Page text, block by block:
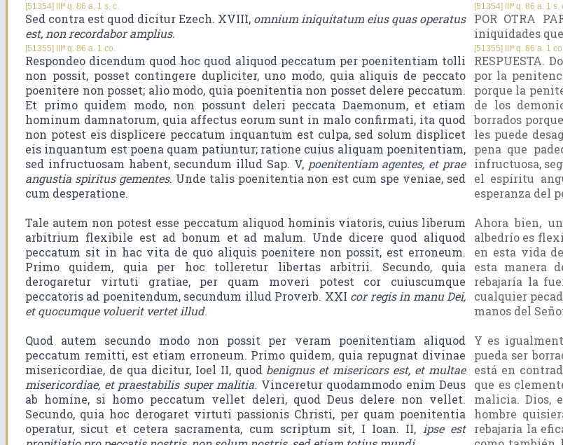
[51354] IIIª q. 86 a. 1 s. c.
Sed contra est quod dicitur Ezech. XVIII, omnium iniquitatum eius quas operatus
est, non recordabor amplius.
[51354] IIIª q. 86 a. 1 s.
POR OTRA
iniquidades
[51355] IIIª q. 86 a. 1 co.
Respondeo dicendum quod hoc quod aliquod peccatum per poenitentiam tolli
non possit, posset contingere dupliciter, uno modo, quia aliquis de peccato
poenitere non posset; alio modo, quia poenitentia non posset delere peccatum.
Et primo quidem modo, non possunt deleri peccata Daemonum, et etiam
hominum damnatorum, quia affectus eorum sunt in malo confirmati, ita quod
non potest eis displicere peccatum inquantum est culpa, sed solum displicet
eis inquantum est poena quam patiuntur; ratione cuius aliquam poenitentiam,
sed infructuosam habent, secundum illud Sap. V, poenitentiam agentes, et prae
angustia spiritus gementes. Unde talis poenitentia non est cum spe veniae, sed
cum desperatione.
Tale autem non potest esse peccatum aliquod hominis viatoris, cuius liberum
arbitrium flexibile est ad bonum et ad malum. Unde dicere quod aliquod
peccatum sit in hac vita de quo aliquis poenitere non possit, est erroneum.
Primo quidem, quia per hoc tolleretur libertas arbitrii. Secundo, quia
derogaretur virtuti gratiae, per quam moveri potest cor cuiuscumque
peccatoris ad poenitendum, secundum illud Proverb. XXI cor regis in manu Dei,
et quocumque voluerit vertet illud.
Quod autem secundo modo non possit per veram poenitentiam aliquod
peccatum remitti, est etiam erroneum. Primo quidem, quia repugnat divinae
misericordiae, de qua dicitur, Ioel II, quod benignus et misericors est, et multae
misericordiae, et praestabilis super malitia. Vinceretur quodammodo enim Deus
ab homine, si homo peccatum vellet deleri, quod Deus delere non vellet.
Secundo, quia hoc derogaret virtuti passionis Christi, per quam poenitentia
operatur, sicut et cetera sacramenta, cum scriptum sit, I Ioan. II, ipse est
[51355] IIIª q. 86 a. 1
RESPUESTA.
por la
porque la
de los
borrados
les puede
pena que
infructuosa,
el espíritu
esperanza del
Ahora bien,
albedrío es
en esta vida
esta manera
rebajaría la
cualquier
manos del
Y es
pueda ser
está en
que es
malicia. Dios,
hombre
rebajaría la